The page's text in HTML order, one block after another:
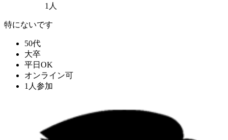
1人
特にないです
50代
大卒
平日OK
オンライン可
1人参加